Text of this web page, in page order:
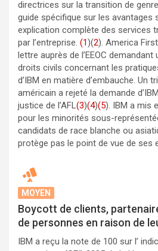
directrices sur la transition de
guide spécifique sur les avantages
explication complète des services
par l’entreprise. (1)(2). America
lettre auprès de l’EEOC
droits civils concernant les
d’IBM en matière d’embauche. Un
américain a rejeté la demande
justice de l’AFL(3)(4)(5). IBM a mis
pour les minorités sous-
candidats de race blanche ou
protège pas le point de vue de ses
MOYEN
Boycott de clients,
de personnes en raison de
IBM a reçu la note de 100 sur l’